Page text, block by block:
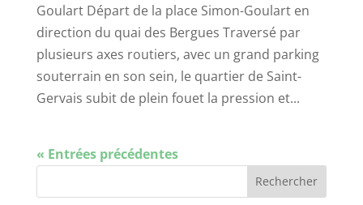
Goulart Départ de la place Simon-Goulart en
direction du quai des Bergues Traversé par
plusieurs axes routiers, avec un grand parking
souterrain en son sein, le quartier de Saint-
Gervais subit de plein fouet la pression et...
« Entrées précédentes